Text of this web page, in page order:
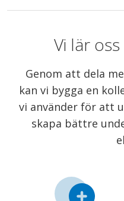
Vi lär
Genom att dela
kan vi bygga en
vi använder för att
skapa bättre